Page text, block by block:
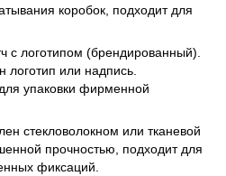
коробок, подходит для
с логотипом (брендированный).
логотип или надпись.
упаковки фирменной
стекловолокном или тканевой
прочностью, подходит для
фиксаций.